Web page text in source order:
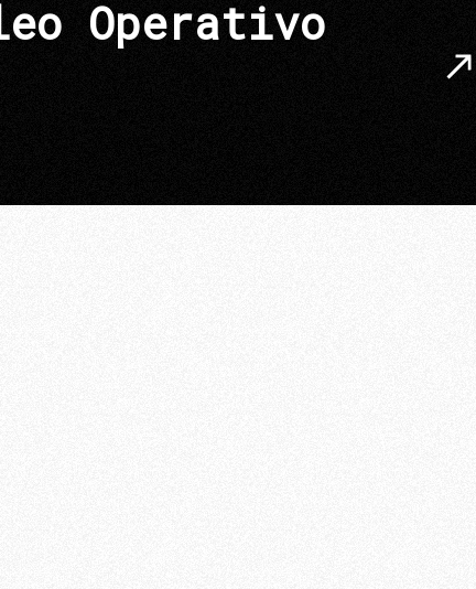
Operativo